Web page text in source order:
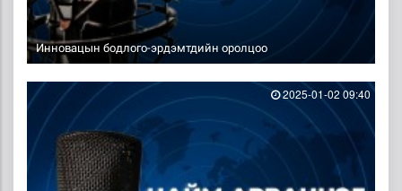
Инновацын бодлого-эрдэмтдийн оролцоо
2025-01-02 09:40